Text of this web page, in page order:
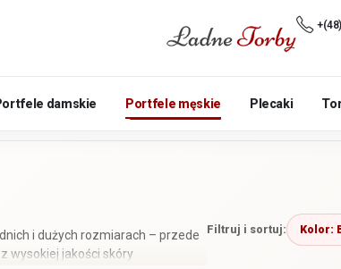
damskie Portfele męskie Plecaki
i dużych rozmiarach – przede
wysokiej jakości skóry
Filtruj i sortuj: Kolor: